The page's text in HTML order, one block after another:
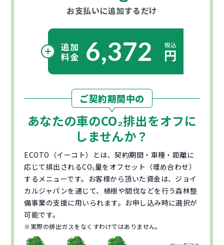
お支払いに追加するだけ
6,372
ご契約期間中の
あなたの車のCO₂排出をオフに
しませんか？
ECOTO（イーコト）とは、契約期間・車種・距離に
応じて排出されるCO₂量をオフセット（埋め合わせ）
するメニューです。お客様から頂いた資金は、ジョイ
カルジャパンを通じて、植樹や間伐などを行う森林整
備事業の支援に用いられます。お申し込み時に選択が
可能です。
※実際の排出ガスをなくすわけではありません。